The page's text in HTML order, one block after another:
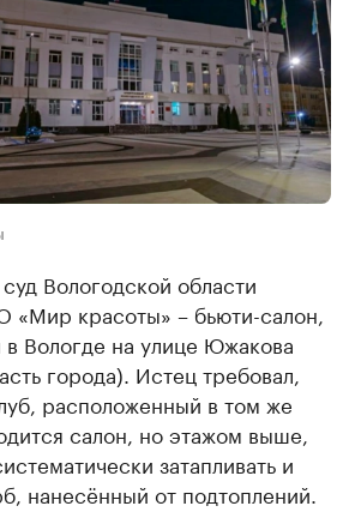
Вологодской области
«Мир красоты» – бьюти-салон,
Вологде на улице Южакова
города). Истец требовал,
расположенный в том же
салон, но этажом выше,
затапливать и
нанесённый от подтоплений.